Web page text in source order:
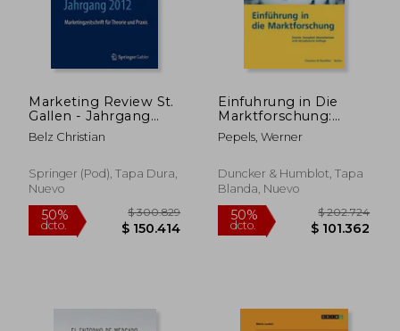
dcto. $ 48.937 dcto.
Marketing Review St.
Gallen - Jahrgang
2012:
Marketingfachzeitschrift
Praxis
Belz Christian
Springer (Pod), Tapa Dura,
Nuevo
Einfuhrung in Die
Marktforschung:
Zweite, Komplett
Uberarbeitete Und
(en Alemán)
Pepels, Werner
Duncker & Humblot, Tapa
Blanda, Nuevo